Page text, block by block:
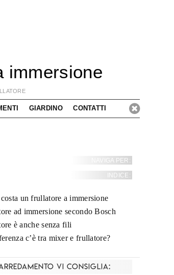
immersione
GIARDINO CONTATTI
NAVIGA PER:
INDICE:
un frullatore a immersione
ad immersione secondo Bosch
è anche senza fili
c’è tra mixer e frullatore?
vi consiglia: